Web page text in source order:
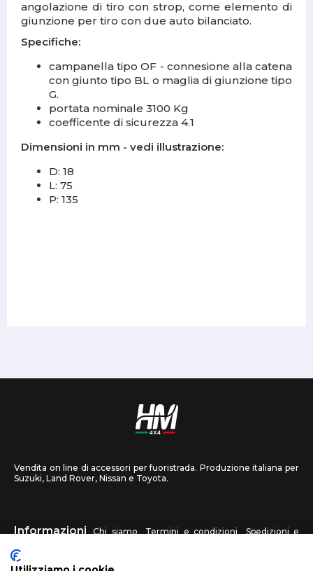
angolazione di tiro con strop, come elemento di
giunzione per tiro con due auto bilanciato.
Specifiche:
campanella tipo OF - connesione alla catena
con giunto tipo BL o maglia di giunzione tipo
G.
portata nominale 3100 Kg
coefficente di sicurezza 4.1
Dimensioni in mm - vedi illustrazione:
D: 18
L: 75
P: 135
Vendita on line di accessori per fuoristrada. Produzione italiana per
Suzuki, Land Rover, Nissan e Toyota.
Informazioni Chi siamo Termini e condizioni
Spedizioni e
recessi